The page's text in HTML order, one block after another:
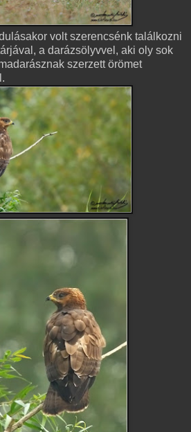
volt szerencsénk találkozni
a darázsölyvvel, aki oly sok
szerzett örömet